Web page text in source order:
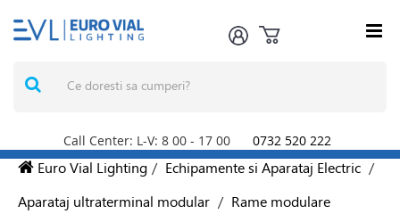
Call Center: L-V: 8 00 - 17 00 0732 520 222
Euro Vial Lighting / Echipamente si Aparataj Electric /
Aparataj ultraterminal modular / Rame modulare